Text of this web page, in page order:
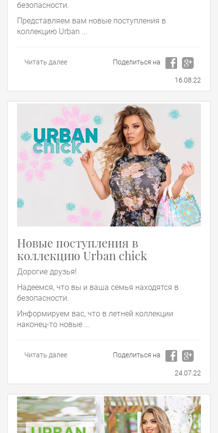
безопасности.
Представляем вам новые поступления в
коллекцию Urban ...
Читать далее Поделиться на
16.08.22
Новые поступления в
коллекцию Urban chick
Дорогие друзья!
Надеемся, что вы и ваша семья находятся в
безопасности.
Информируем вас, что в летней коллекции
наконец-то новые ...
Читать далее Поделиться на
24.07.22